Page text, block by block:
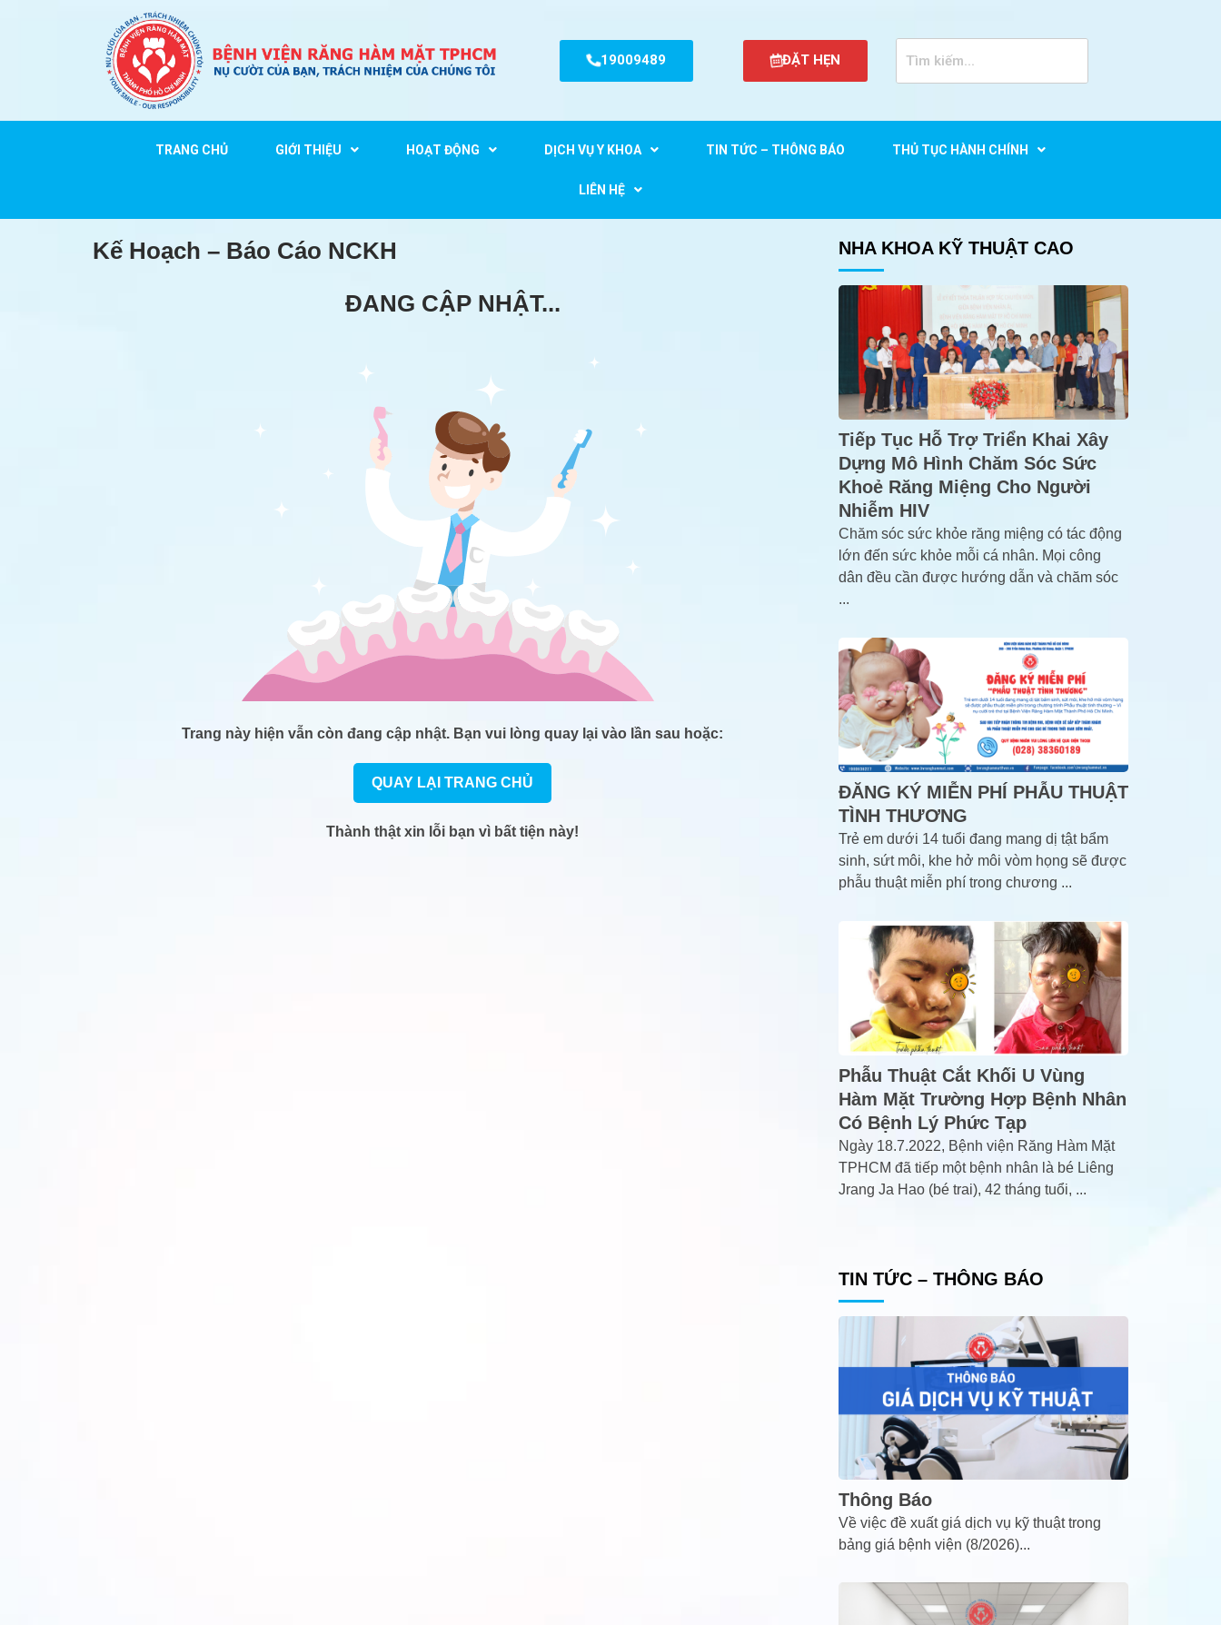
19009489 ĐẶT HẸN
TRANG CHỦ GIỚI THIỆU HOẠT ĐỘNG DỊCH VỤ Y KHOA TIN TỨC – THÔNG BÁO THỦ TỤC HÀNH CHÍNH
LIÊN HỆ
Kế Hoạch – Báo Cáo NCKH
ĐANG CẬP NHẬT...
Trang này hiện vẫn còn đang cập nhật. Bạn vui lòng quay lại vào lần sau hoặc:
QUAY LẠI TRANG CHỦ
Thành thật xin lỗi bạn vì bất tiện này!
NHA KHOA KỸ THUẬT CAO
Tiếp Tục Hỗ Trợ Triển Khai Xây
Dựng Mô Hình Chăm Sóc Sức
Khoẻ Răng Miệng Cho Người
Nhiễm HIV
Chăm sóc sức khỏe răng miệng có tác động
lớn đến sức khỏe mỗi cá nhân. Mọi công
dân đều cần được hướng dẫn và chăm sóc
...
ĐĂNG KÝ MIỄN PHÍ PHẪU THUẬT
TÌNH THƯƠNG
Trẻ em dưới 14 tuổi đang mang dị tật bẩm
sinh, sứt môi, khe hở môi vòm họng sẽ được
phẫu thuật miễn phí trong chương ...
Phẫu Thuật Cắt Khối U Vùng
Hàm Mặt Trường Hợp Bệnh Nhân
Có Bệnh Lý Phức Tạp
Ngày 18.7.2022, Bệnh viện Răng Hàm Mặt
TPHCM đã tiếp một bệnh nhân là bé Liêng
Jrang Ja Hao (bé trai), 42 tháng tuổi, ...
TIN TỨC – THÔNG BÁO
Thông Báo
Về việc đề xuất giá dịch vụ kỹ thuật trong
bảng giá bệnh viện (8/2026)...